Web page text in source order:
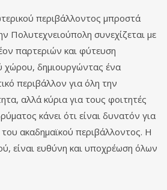
περιβάλλοντος μπροστά
Πολυτεχνειούπολη συνεχίζεται με
παρτεριών και φύτευση
χώρου, δημιουργώντας ένα
περιβάλλον για όλη την
αλλά κύρια για τους φοιτητές
κάνει ότι είναι δυνατόν για
του ακαδημαϊκού περιβάλλοντος. Η
είναι ευθύνη και υποχρέωση όλων